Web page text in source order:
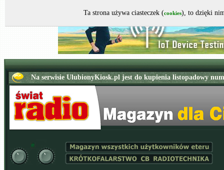
Ta strona używa ciasteczek (cookies), to dzięki